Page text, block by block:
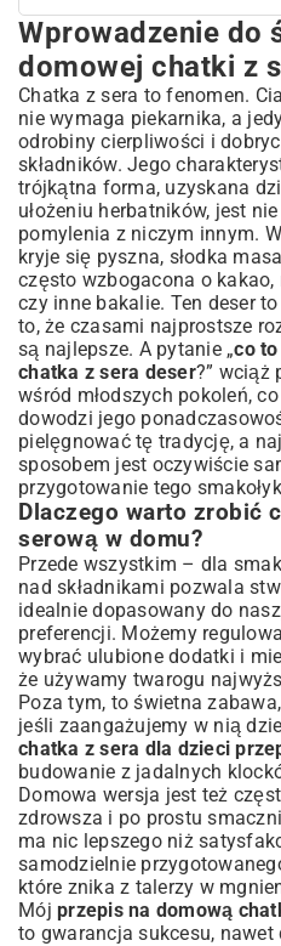
Wprowadzenie do świata
chatki z sera
Dlaczego warto zrobić chatkę
domu?
Składniki na idealną chatkę z
musisz przygotować?
Wybór odpowiedniego
smaku
Dodatki, które wzbogacą
serową
Przepis krok po kroku: Jak
domową chatkę z sera bez
Przygotowanie masy serowej
gładkości
Składanie i formowanie
Chłodzenie i utrwalanie smaku
Sekrety doskonałej chatki z
porady i triki
Jak uniknąć najczęstszych
podczas przygotowania?
Wariacje smakowe –
kuchni z dodatkami
Idealne dodatki do
serowej
Przechowywanie i
chatki z sera
Jak długo zachowuje
Pomysły na eleganckie
Podsumowanie: Smak
nowoczesnym wydaniu
Wprowadzenie do
domowej chatki z
Chatka z sera to fenomen.
nie wymaga piekarnika, a
odrobiny cierpliwości i
składników. Jego
trójkątna forma, uzyskana
ułożeniu herbatników, jest
pomylenia z niczym innym.
kryje się pyszna, słodka
często wzbogacona o kakao,
czy inne bakalie. Ten deser
to, że czasami najprostsze
są najlepsze. A pytanie „co
chatka z sera deser?” wciąż
wśród młodszych pokoleń,
dowodzi jego
pielęgnować tę tradycję, a
sposobem jest oczywiście
przygotowanie tego
Dlaczego warto zrobić
serową w domu?
Przede wszystkim – dla
nad składnikami pozwala
idealnie dopasowany do
preferencji. Możemy
wybrać ulubione dodatki i
że używamy twarogu
Poza tym, to świetna
jeśli zaangażujemy w nią
chatka z sera dla dzieci
budowanie z jadalnych
Domowa wersja jest też
zdrowsza i po prostu
ma nic lepszego niż
samodzielnie
które znika z talerzy w
Mój przepis na domową
to gwarancja sukcesu, nawet